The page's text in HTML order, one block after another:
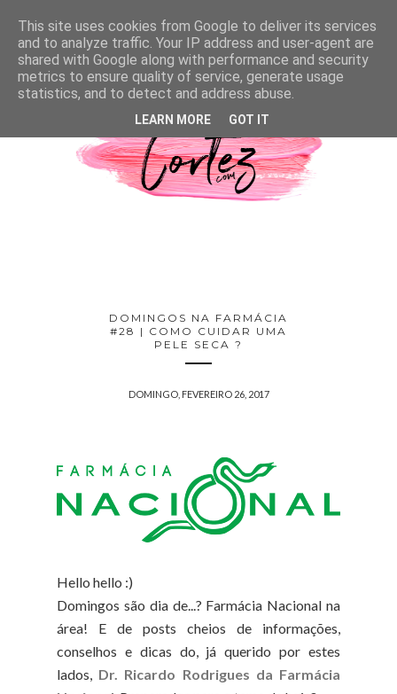
DOMINGOS NA FARMÁCIA
#28 | COMO CUIDAR UMA
PELE SECA ?
DOMINGO, FEVEREIRO 26, 2017
Hello hello :)
Domingos são dia de...? Farmácia Nacional na
área! E de posts cheios de informações,
conselhos e dicas do, já querido por estes
lados, Dr. Ricardo Rodrigues da Farmácia
This site uses cookies from Google to deliver its services
and to analyze traffic. Your IP address and user-agent are
shared with Google along with performance and security
metrics to ensure quality of service, generate usage
statistics, and to detect and address abuse.
LEARN MORE GOT IT